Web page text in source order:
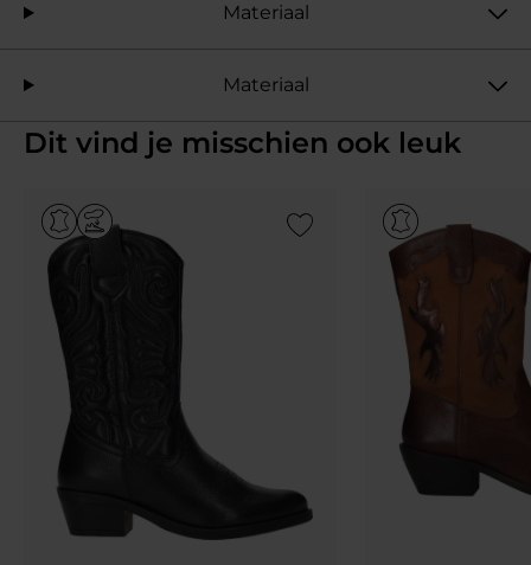
Materiaal
Materiaal
Dit vind je misschien ook leuk
Add to Wishlist